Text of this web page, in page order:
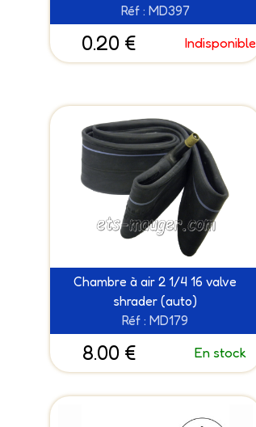
Réf : MD397
0.20 € Indisponible
Chambre à air 2 1/4 16 valve
shrader (auto)
Réf : MD179
8.00 € En stock